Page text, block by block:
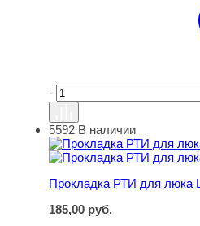
-
Прокладка РТИ для люка
5592 В наличии
Прокладка РТИ для люка
185,00 руб.